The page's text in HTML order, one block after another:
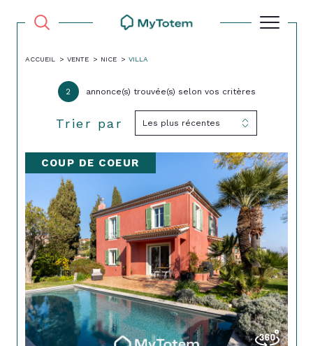
ACCUEIL VENTE NICE VILLA
2 annonce(s) trouvée(s) selon vos critères
Trier par Les plus récentes
COUP DE COEUR